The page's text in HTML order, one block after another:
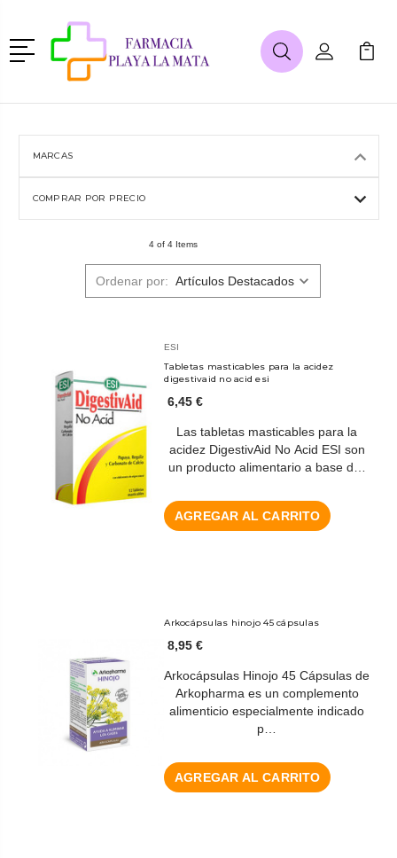
Menú
BuscarMi Cuenta
Mi
MARCAS
COMPRAR POR PRECIO
4 of 4 Items
Ordenar por:
ESI
Tabletas masticables para la acidez
digestivaid no acid esi
6,45 €
Las tabletas masticables para la
acidez DigestivAid No Acid ESI son
un producto alimentario a base d…
AGREGAR AL CARRITO
Arkocápsulas hinojo 45 cápsulas
8,95 €
Arkocápsulas Hinojo 45 Cápsulas de
Arkopharma es un complemento
alimenticio especialmente indicado
p…
AGREGAR AL CARRITO